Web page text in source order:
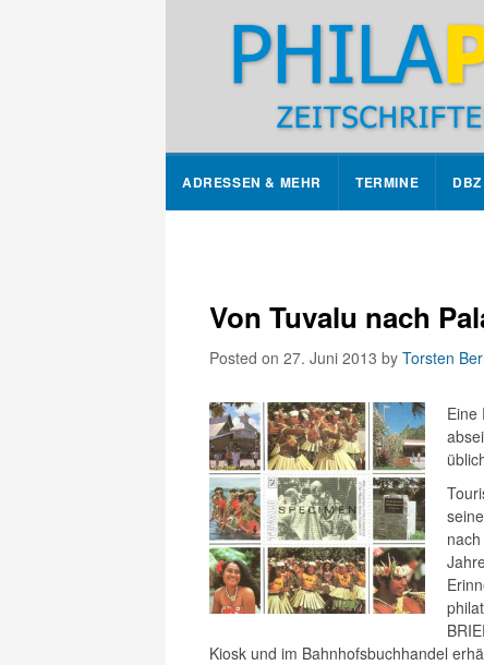
ADRESSEN & MEHR TERMINE DBZ
Von Tuvalu nach
Posted on 27. Juni 2013 by Torsten
Eine
Kiosk und im Bahnhofsbuchhandel